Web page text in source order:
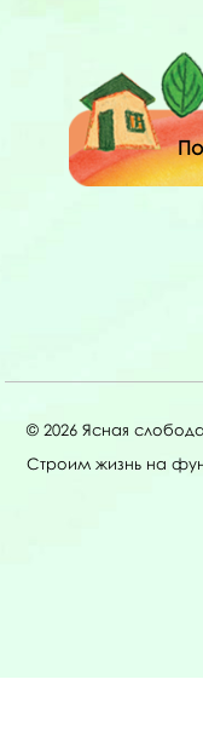
© 2026 Ясная
Строим жизнь на